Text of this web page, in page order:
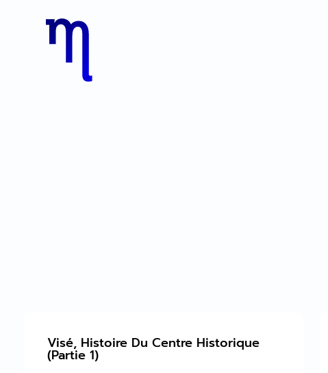
Visé, Histoire Du Centre Historique
(Partie 1)